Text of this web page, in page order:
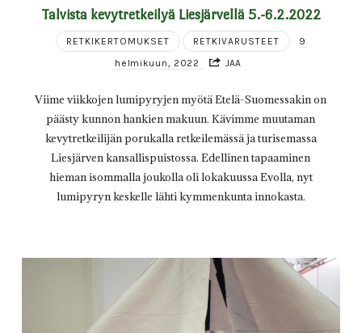
Talvista kevytretkeilyä Liesjärvellä 5.-6.2.2022
RETKIKERTOMUKSET RETKIVARUSTEET
9
helmikuun, 2022
JAA
Viime viikkojen lumipyryjen myötä Etelä-Suomessakin on
päästy kunnon hankien makuun. Kävimme muutaman
kevytretkeilijän porukalla retkeilemässä ja turisemassa
Liesjärven kansallispuistossa. Edellinen tapaaminen
hieman isommalla joukolla oli lokakuussa Evolla, nyt
lumipyryn keskelle lähti kymmenkunta innokasta.